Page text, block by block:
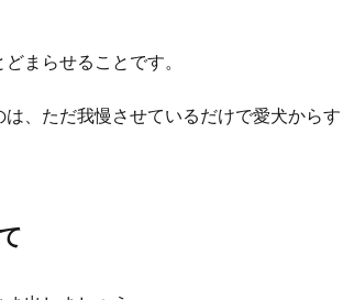
まらせることです。
、ただ我慢させているだけで愛犬から